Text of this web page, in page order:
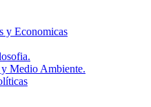
y Economicas
Medio Ambiente.